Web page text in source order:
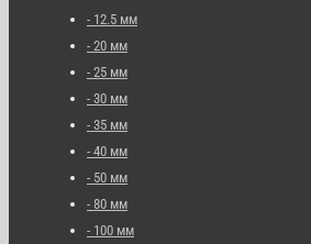
- 12.5 мм
- 20 мм
- 25 мм
- 30 мм
- 35 мм
- 40 мм
- 50 мм
- 80 мм
- 100 мм